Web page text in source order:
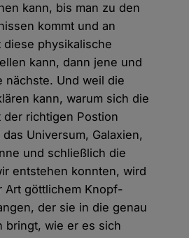
kann, bis man zu den
kommt und an
diese physikalische
kann, dann jene und
nächste. Und weil die
kann, warum sich die
der richtigen Postion
Universum, Galaxien,
und schließlich die
entstehen konnten, wird
Art göttlichem Knopf-
der sie in die genau
bringt, wie er es sich